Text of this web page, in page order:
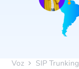
Voz SIP Trunking